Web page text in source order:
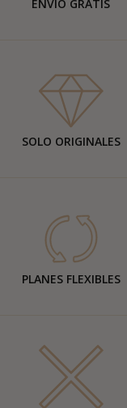
ENVÍO GRATIS
SOLO ORIGINALES
PLANES FLEXIBLES